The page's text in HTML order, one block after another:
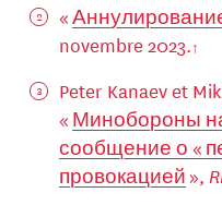
«
novembre 2023.
Peter Kanaev et
« Минобороны
сообщение о «
провокацией»,